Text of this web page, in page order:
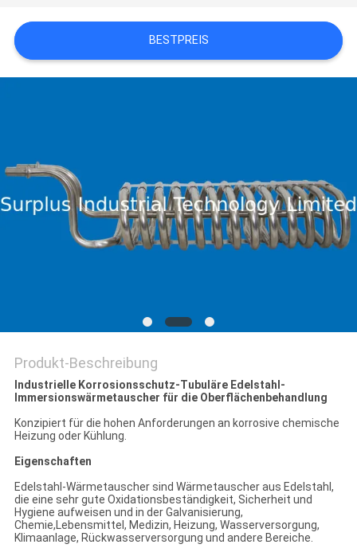
PRIVACY
POLICY
BESTPREIS
Produkt-Beschreibung
Industrielle Korrosionsschutz-Tubuläre Edelstahl-
Immersionswärmetauscher für die Oberflächenbehandlung
Konzipiert für die hohen Anforderungen an korrosive chemische
Heizung oder Kühlung.
Eigenschaften
Edelstahl-Wärmetauscher sind Wärmetauscher aus Edelstahl,
die eine sehr gute Oxidationsbeständigkeit, Sicherheit und
Hygiene aufweisen und in der Galvanisierung,
Chemie,Lebensmittel, Medizin, Heizung, Wasserversorgung,
Klimaanlage, Rückwasserversorgung und andere Bereiche.